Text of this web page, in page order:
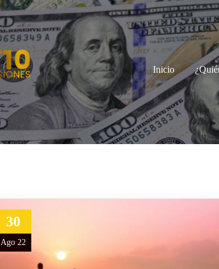
Inicio
30
Ago 22